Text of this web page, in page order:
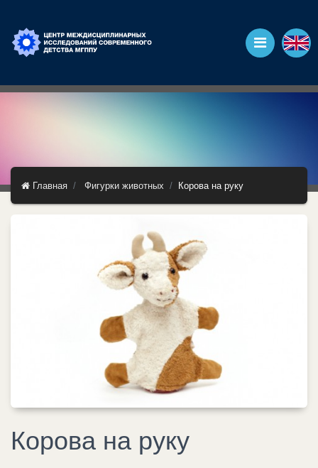
Главная Фигурки животных Корова на руку
Корова на руку